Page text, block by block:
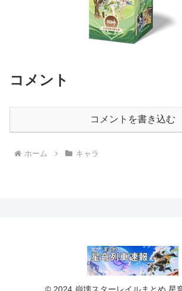
コメント
コメントを書き込む
ホーム キャラ
© 2024 崩壊スターレイルまとめ 星